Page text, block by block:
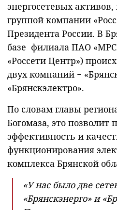
энергосетевых
группой компании
Президента России. В
базе филиала ПАО
«Россети Центр»)
двух компаний −
«Брянскэлектро».
По словам главы
Богомаза, это позволит
эффективность и
функционирования
комплекса Брянской
«У нас было две
«Брянскэнерго» и